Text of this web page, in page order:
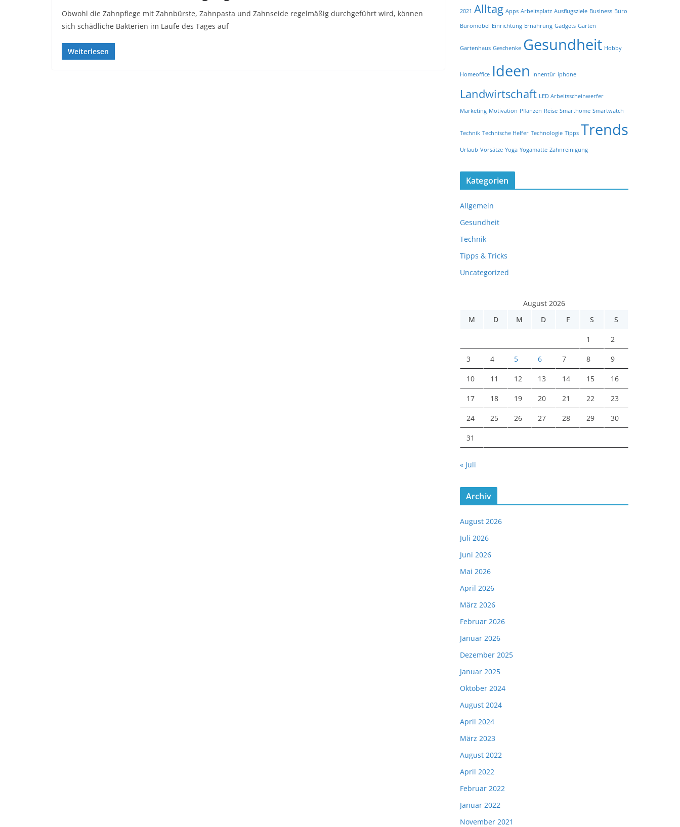
Obwohl die Zahnpflege mit Zahnbürste, Zahnpasta und Zahnseide regelmäßig durchgeführt wird, können
sich schädliche Bakterien im Laufe des Tages auf
Weiterlesen
2021 Alltag Apps Arbeitsplatz Ausflugsziele Business Büro
Büromöbel Einrichtung Ernährung Gadgets Garten
Gartenhaus Geschenke Gesundheit Hobby
Homeoffice Ideen Innentür iphone
Landwirtschaft LED Arbeitsscheinwerfer
Marketing Motivation Pflanzen Reise Smarthome Smartwatch
Technik Technische Helfer Technologie Tipps Trends
Urlaub Vorsätze Yoga Yogamatte Zahnreinigung
Kategorien
Allgemein
Gesundheit
Technik
Tipps & Tricks
Uncategorized
August 2026
M
D M D F S S
1 2
3 4 5 6 7 8 9
10 11 12 13 14 15 16
17 18 19 20 21 22 23
24 25 26 27 28 29 30
31
« Juli
Archiv
August 2026
Juli 2026
Juni 2026
Mai 2026
April 2026
März 2026
Februar 2026
Januar 2026
Dezember 2025
Januar 2025
Oktober 2024
August 2024
April 2024
März 2023
August 2022
April 2022
Februar 2022
Januar 2022
November 2021